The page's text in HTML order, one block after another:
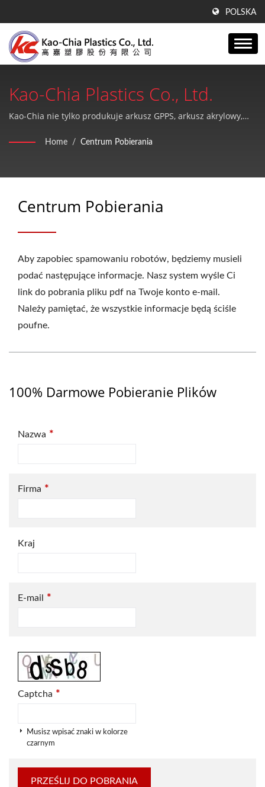
POLSKA
Kao-Chia Plastics Co., Ltd.
Kao-Chia nie tylko produkuje arkusz GPPS, arkusz akrylowy,
obsługę posprzedażową.
Home / Centrum Pobierania
Centrum Pobierania
Aby zapobiec spamowaniu robotów, będziemy musieli
podać następujące informacje. Nasz system wyśle ​​Ci
link do pobrania pliku pdf na Twoje konto e-mail.
Należy pamiętać, że wszystkie informacje będą ściśle
poufne.
100% Darmowe Pobieranie Plików
Nazwa *
Firma *
Kraj
E-mail *
Captcha *
Musisz wpisać znaki w kolorze
czarnym